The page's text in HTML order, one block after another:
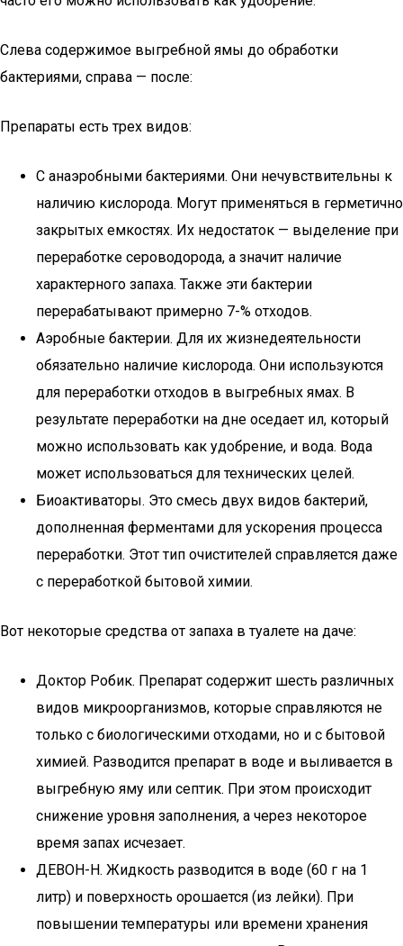
Слева содержимое выгребной ямы до обработки
бактериями, справа — после:
Препараты есть трех видов:
С анаэробными бактериями. Они нечувствительны к
наличию кислорода. Могут применяться в герметично
закрытых емкостях. Их недостаток — выделение при
переработке сероводорода, а значит наличие
характерного запаха. Также эти бактерии
перерабатывают примерно 7-% отходов.
Аэробные бактерии. Для их жизнедеятельности
обязательно наличие кислорода. Они используются
для переработки отходов в выгребных ямах. В
результате переработки на дне оседает ил, который
можно использовать как удобрение, и вода. Вода
может использоваться для технических целей.
Биоактиваторы. Это смесь двух видов бактерий,
дополненная ферментами для ускорения процесса
переработки. Этот тип очистителей справляется даже
с переработкой бытовой химии.
Вот некоторые средства от запаха в туалете на даче:
Доктор Робик. Препарат содержит шесть различных
видов микроорганизмов, которые справляются не
только с биологическими отходами, но и с бытовой
химией. Разводится препарат в воде и выливается в
выгребную яму или септик. При этом происходит
снижение уровня заполнения, а через некоторое
время запах исчезает.
ДЕВОН-Н. Жидкость разводится в воде (60 г на 1
литр) и поверхность орошается (из лейки). При
повышении температуры или времени хранения